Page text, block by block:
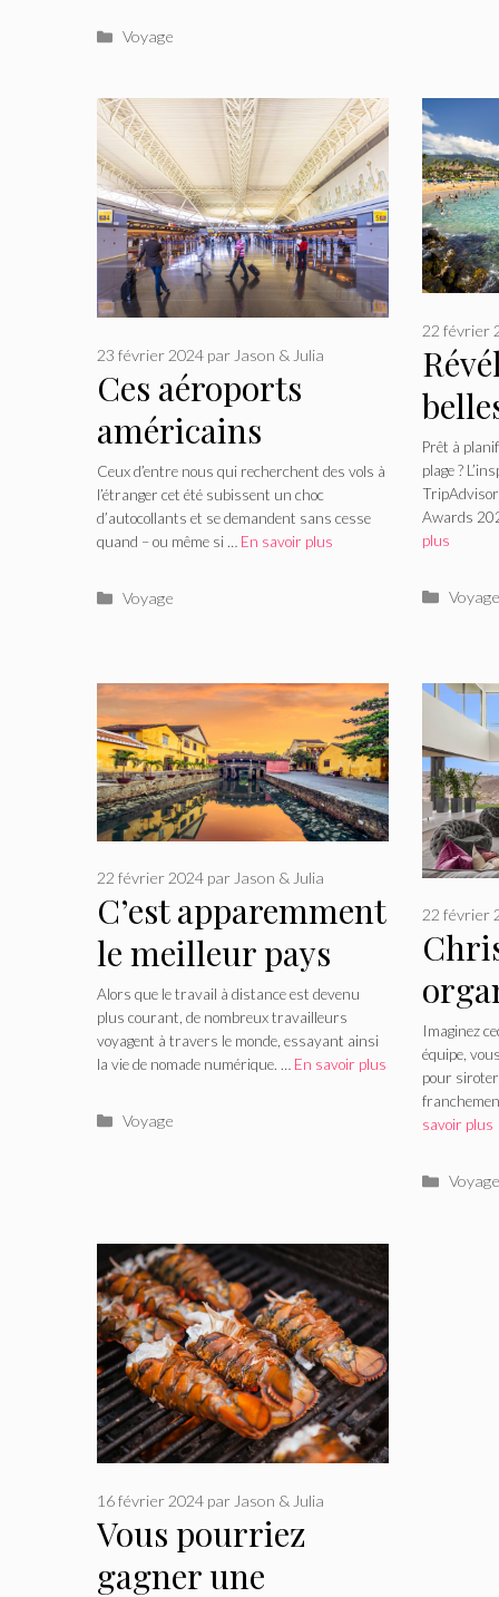
Catégories
Voyage
Ces aéroports
américains
proposent les tarifs
aériens intérieurs
les moins chers
23 février 2024 par Jason & Julia
Ceux d’entre nous qui recherchent des vols à
l’étranger cet été subissent un choc
d’autocollants et se demandent sans cesse
quand – ou même si … En savoir plus
Catégories
Voyage
22 février
Prêt à
plage ?
Awards
plus
Voyage
C’est apparemment
le meilleur pays
pour les
Américains où
vivre à l’étranger.
22 février 2024 par Jason & Julia
Alors que le travail à distance est devenu
plus courant, de nombreux travailleurs
voyagent à travers le monde, essayant ainsi
la vie de nomade numérique. … En savoir plus
Catégories
Voyage
22 février
Imaginez
équipe,
pour
savoir plus
Voyage
Vous pourriez
gagner une
16 février 2024 par Jason & Julia